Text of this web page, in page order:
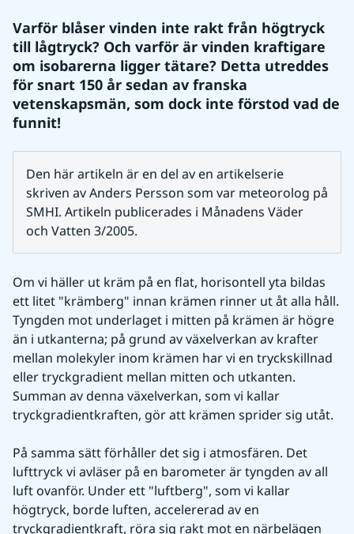
Varför blåser vinden inte rakt från högtryck
till lågtryck? Och varför är vinden kraftigare
om isobarerna ligger tätare? Detta utreddes
för snart 150 år sedan av franska
vetenskapsmän, som dock inte förstod vad de
funnit!
Den här artikeln är en del av en artikelserie
skriven av Anders Persson som var meteorolog på
SMHI. Artikeln publicerades i Månadens Väder
och Vatten 3/2005.
Om vi häller ut kräm på en flat, horisontell yta bildas
ett litet "krämberg" innan krämen rinner ut åt alla håll.
Tyngden mot underlaget i mitten på krämen är högre
än i utkanterna; på grund av växelverkan av krafter
mellan molekyler inom krämen har vi en tryckskillnad
eller tryckgradient mellan mitten och utkanten.
Summan av denna växelverkan, som vi kallar
tryckgradientkraften, gör att krämen sprider sig utåt.
På samma sätt förhåller det sig i atmosfären. Det
lufttryck vi avläser på en barometer är tyngden av all
luft ovanför. Under ett "luftberg", som vi kallar
högtryck, borde luften, accelererad av en
tryckgradientkraft, röra sig rakt mot en närbelägen